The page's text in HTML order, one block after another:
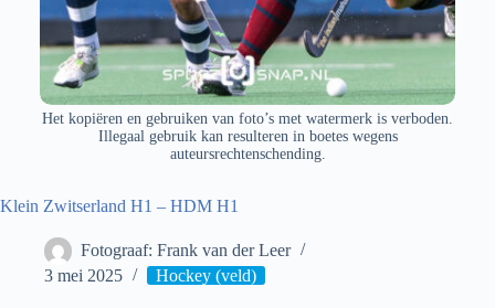
Het kopiëren en gebruiken van foto’s met watermerk is verboden.
Illegaal gebruik kan resulteren in boetes wegens
auteursrechtenschending.
Klein Zwitserland H1 – HDM H1
Fotograaf: Frank van der Leer
3 mei 2025
Hockey (veld)